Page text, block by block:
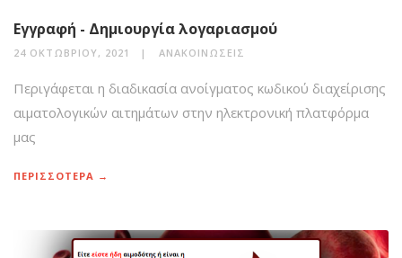
Εγγραφή - Δημιουργία λογαριασμού
24 ΟΚΤΩΒΡΊΟΥ, 2021 ΑΝΑΚΟΙΝΏΣΕΙΣ
Περιγάφεται η διαδικασία ανοίγματος κωδικού διαχείρισης
αιματολογικών αιτημάτων στην ηλεκτρονική πλατφόρμα
μας
ΠΕΡΙΣΣΟΤΕΡΑ →